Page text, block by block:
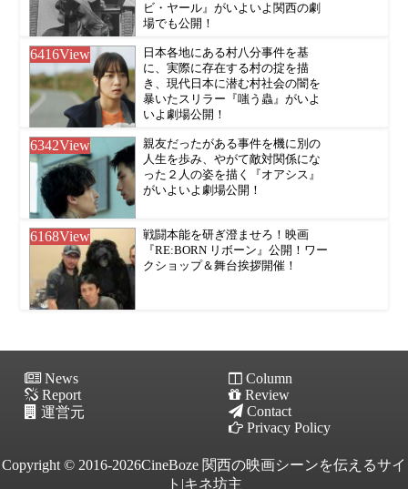
ビ・ヤール』がいよいよ関西の劇
場でも公開！
6416View
日本各地にある村八分事件を基
に、実際に存在する村の掟を描
き、現代日本に潜む村社会の闇を
暴いたスリラー『嗤う蟲』がいよ
いよ劇場公開！
6342View
親友だったがある事件を機に別の
人生を歩み、やがて敵対関係にな
った２人の姿を描く『オアシス』
がいよいよ劇場公開！
6168View
戦闘本能を研ぎ澄ませろ！映画
『RE:BORN リボーン』公開！ワー
クショップ＆舞台挨拶開催！
News
Column
Report
Review
運営元
Contact
Privacy Policy
Copyright © 2016-2026CineBoze 関西の映画シーンを伝えるサイ
ト|キネ坊主